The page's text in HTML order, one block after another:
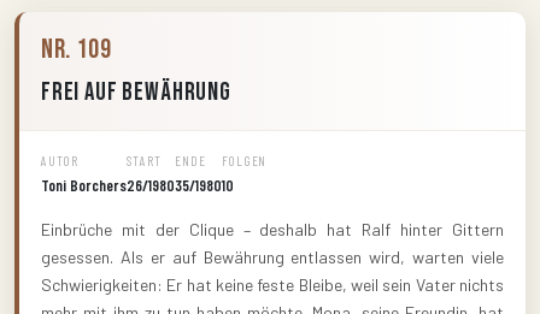
Nr. 109
Frei auf Bewährung
AUTOR
Toni Borchers
START
26/1980
ENDE
35/1980
FOLGEN
10
Einbrüche mit der Clique – deshalb hat Ralf hinter Gittern
gesessen. Als er auf Bewährung entlassen wird, warten viele
Schwierigkeiten: Er hat keine feste Bleibe, weil sein Vater nichts